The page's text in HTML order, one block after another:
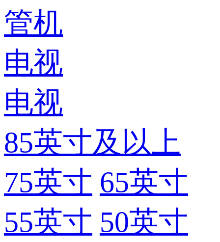
管机
电视
电视
85英寸及以上
75英寸 65英寸
55英寸 50英寸